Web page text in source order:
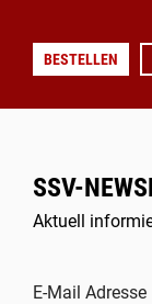
BESTELLEN
SSV-
Aktuell
E-Mail Adresse